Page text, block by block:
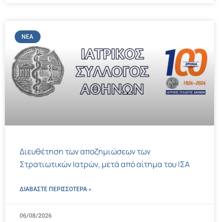
ΝΈΑ
Διευθέτηση των αποζημιώσεων των
Στρατιωτικών Ιατρών, μετά από αίτημα του ΙΣΑ
ΔΙΑΒΑΣΤΕ ΠΕΡΙΣΣΌΤΕΡΑ »
06/08/2026